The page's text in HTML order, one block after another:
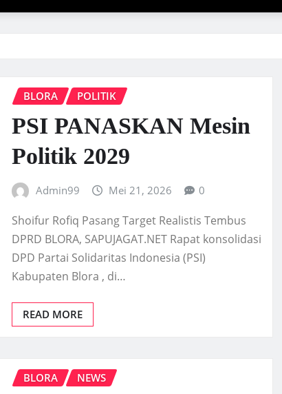
BLORA POLITIK
PSI PANASKAN Mesin
Politik 2029
Admin99 Mei 21, 2026 0
Shoifur Rofiq Pasang Target Realistis Tembus
DPRD BLORA, SAPUJAGAT.NET Rapat konsolidasi
DPD Partai Solidaritas Indonesia (PSI)
Kabupaten Blora , di…
READ MORE
BLORA NEWS